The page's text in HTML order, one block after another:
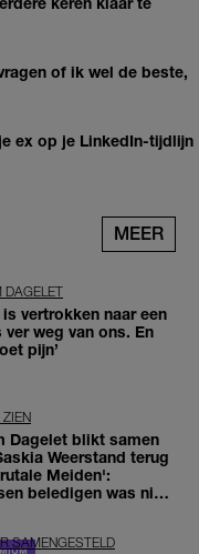
of ik wel de beste,
ex op je LinkedIn-tijdlijn
MEER
DAGELET
vertrokken naar een
ver weg van ons. En
pijn’
ZIEN
Dagelet blikt samen
Weerstand terug
Meiden':
beledigen was niet
SAMENGESTELD